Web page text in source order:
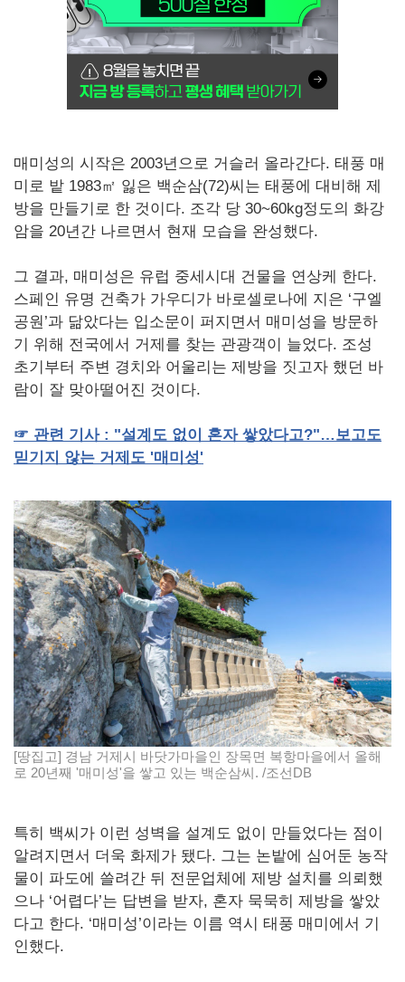
매미성의 시작은 2003년으로 거슬러 올라간다. 태풍 매
미로 밭 1983㎡ 잃은 백순삼(72)씨는 태풍에 대비해 제
방을 만들기로 한 것이다. 조각 당 30~60kg정도의 화강
암을 20년간 나르면서 현재 모습을 완성했다.
그 결과, 매미성은 유럽 중세시대 건물을 연상케 한다.
스페인 유명 건축가 가우디가 바로셀로나에 지은 ‘구엘
공원’과 닮았다는 입소문이 퍼지면서 매미성을 방문하
기 위해 전국에서 거제를 찾는 관광객이 늘었다. 조성
초기부터 주변 경치와 어울리는 제방을 짓고자 했던 바
람이 잘 맞아떨어진 것이다.
☞ 관련 기사 : "설계도 없이 혼자 쌓았다고?"…보고도
믿기지 않는 거제도 '매미성'
[땅집고] 경남 거제시 바닷가마을인 장목면 복항마을에서 올해
로 20년째 '매미성'을 쌓고 있는 백순삼씨. /조선DB
특히 백씨가 이런 성벽을 설계도 없이 만들었다는 점이
알려지면서 더욱 화제가 됐다. 그는 논밭에 심어둔 농작
물이 파도에 쓸려간 뒤 전문업체에 제방 설치를 의뢰했
으나 ‘어렵다’는 답변을 받자, 혼자 묵묵히 제방을 쌓았
다고 한다. ‘매미성’이라는 이름 역시 태풍 매미에서 기
인했다.